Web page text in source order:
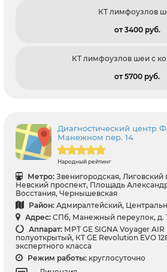
КТ лимфоузлов
от 3400 pуб.
КТ лимфоузлов шеи с
от 5700 pуб.
Диагностический центр
Манежном пер. 14
Народный рейтинг
Метро: Звенигородская, Лиговский
Невский проспект, Площадь
Восстания, Чернышевская
Район: Адмиралтейский,
Адрес: СПб, Манежный переулок, д.
Аппарат: МРТ GE SIGNA Voyager AIR
полуоткрытый, КТ GE Revolution EVO
экспертного класса
Режим работы: круглосуточно